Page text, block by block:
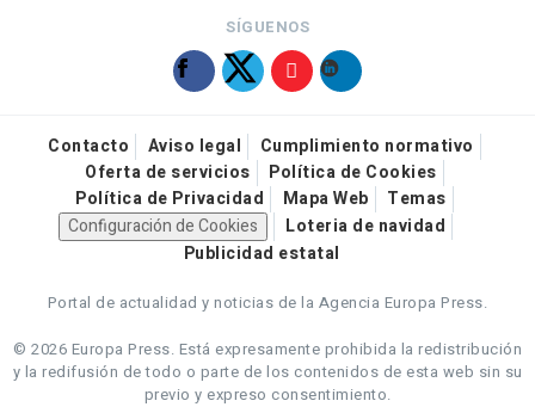
SÍGUENOS
Contacto Aviso legal
Cumplimiento normativo
Oferta de servicios
Política de Cookies
Política de Privacidad
Mapa Web
Temas
Configuración de Cookies
Loteria de navidad
Publicidad estatal
Portal de actualidad y noticias de la Agencia Europa Press.
© 2026 Europa Press. Está expresamente prohibida la redistribución
y la redifusión de todo o parte de los contenidos de esta web sin su
previo y expreso consentimiento.